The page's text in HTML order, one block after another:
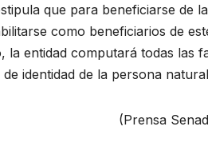
que para beneficiarse de
como beneficiarios de
la entidad computará todas las
identidad de la persona